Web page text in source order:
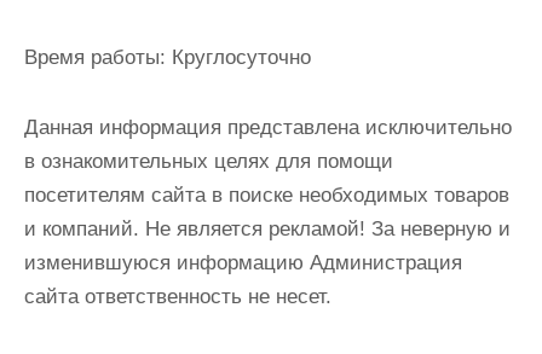
Время работы: Круглосуточно
Данная информация представлена исключительно
в ознакомительных целях для помощи
посетителям сайта в поиске необходимых товаров
и компаний. Не является рекламой! За неверную и
изменившуюся информацию Администрация
сайта ответственность не несет.